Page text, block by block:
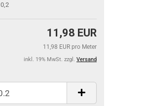
0,2
11,98 EUR
11,98 EUR pro Meter
inkl. 19% MwSt. zzgl. Versand